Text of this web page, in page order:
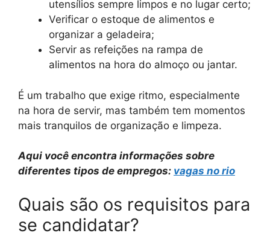
utensílios sempre limpos e no lugar certo;
Verificar o estoque de alimentos e
organizar a geladeira;
Servir as refeições na rampa de
alimentos na hora do almoço ou jantar.
É um trabalho que exige ritmo, especialmente
na hora de servir, mas também tem momentos
mais tranquilos de organização e limpeza.
Aqui você encontra informações sobre
diferentes tipos de empregos: vagas no rio
Quais são os requisitos para
se candidatar?